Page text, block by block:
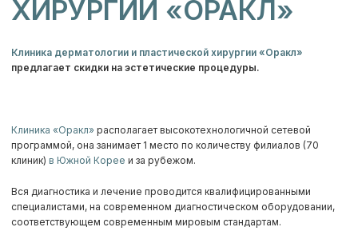
ХИРУРГИИ «ОРАКЛ»
Клиника дерматологии и пластической хирургии «Оракл»
предлагает скидки на эстетические процедуры.
Клиника «Оракл» располагает высокотехнологичной сетевой
программой, она занимает 1 место по количеству филиалов (70
клиник) в Южной Корее и за рубежом.
Вся диагностика и лечение проводится квалифицированными
специалистами, на современном диагностическом оборудовании,
соответствующем современным мировым стандартам.